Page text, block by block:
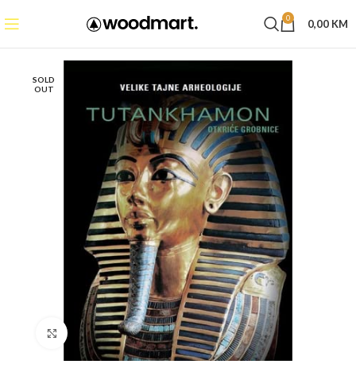
0 0,00 KM
SOLD
OUT
Click to enlarge